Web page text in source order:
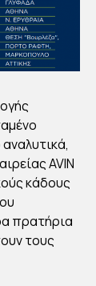
By
Στέλλα
Αυγου
στάκη
Publish
AVIN
κάδους
πρατήρια
τους